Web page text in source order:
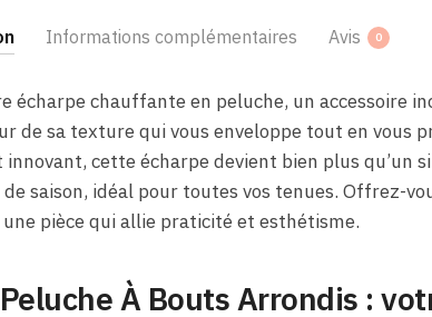
Informations complémentaires Avis 0
écharpe chauffante en peluche, un accessoire
de sa texture qui vous enveloppe tout en vous
cette écharpe devient bien plus qu’un
saison, idéal pour toutes vos tenues. Offrez-
pièce qui allie praticité et esthétisme.
À Bouts Arrondis :